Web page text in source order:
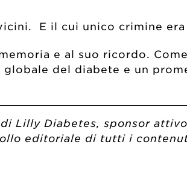
E il cui unico crimine
e al suo ricordo.
del diabete e un
Lilly Diabetes, sponsor
editoriale di tutti i